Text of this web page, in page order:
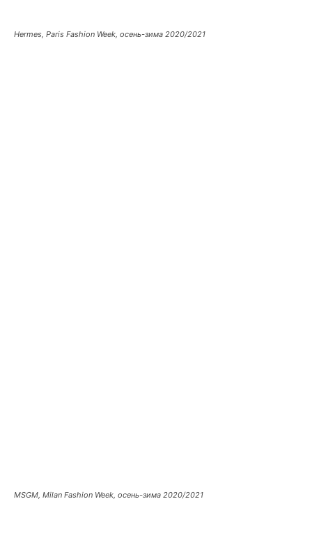
Hermes, Paris Fashion Week, осень-зима 2020/2021
MSGM, Milan Fashion Week, осень-зима 2020/2021